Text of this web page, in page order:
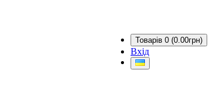
Товарів 0 (0.00грн)
Вхід